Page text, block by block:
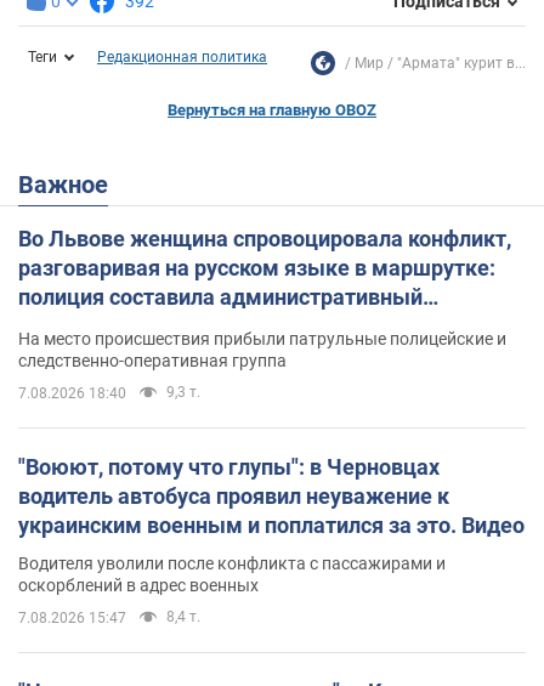
Теги Редакционная политика Мир "Армата" курит в...
Вернуться на главную OBOZ
Важное
Во Львове женщина спровоцировала конфликт,
разговаривая на русском языке в маршрутке:
полиция составила административный
На место происшествия прибыли патрульные полицейские и
следственно-оперативная группа
7.08.2026 18:40 9,3 т.
"Воюют, потому что глупы": в Черновцах
водитель автобуса проявил неуважение к
украинским военным и поплатился за это. Видео
Водителя уволили после конфликта с пассажирами и
оскорблений в адрес военных
7.08.2026 15:47 8,4 т.